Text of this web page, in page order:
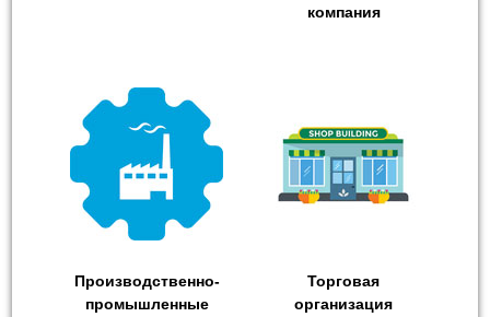
компания
Производственно-
промышленные
Торговая
организация